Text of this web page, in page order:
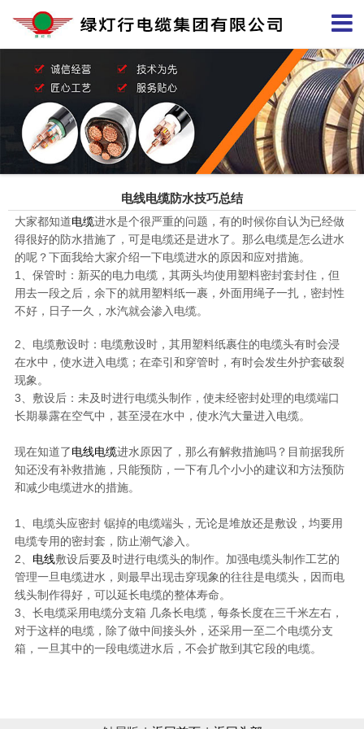
电线电缆防水技巧总结
大家都知道电缆进水是个很严重的问题，有的时候你自认为已经做
得很好的防水措施了，可是电缆还是进水了。那么电缆是怎么进水
的呢？下面我给大家介绍一下电缆进水的原因和应对措施。
1、保管时：新买的电力电缆，其两头均使用塑料密封套封住，但
用去一段之后，余下的就用塑料纸一裹，外面用绳子一扎，密封性
不好，日子一久，水汽就会渗入电缆。
2、电缆敷设时：电缆敷设时，其用塑料纸裹住的电缆头有时会浸
在水中，使水进入电缆；在牵引和穿管时，有时会发生外护套破裂
现象。
3、敷设后：未及时进行电缆头制作，使未经密封处理的电缆端口
长期暴露在空气中，甚至浸在水中，使水汽大量进入电缆。
现在知道了电线电缆进水原因了，那么有解救措施吗？目前据我所
知还没有补救措施，只能预防，一下有几个小小的建议和方法预防
和减少电缆进水的措施。
1、电缆头应密封 锯掉的电缆端头，无论是堆放还是敷设，均要用
电缆专用的密封套，防止潮气渗入。
2、 电线敷设后要及时进行电缆头的制作。加强电缆头制作工艺的
管理一旦电缆进水，则最早出现击穿现象的往往是电缆头，因而电
线头制作得好，可以延长电缆的整体寿命。
3、长电缆采用电缆分支箱 几条长电缆，每条长度在三千米左右，
对于这样的电缆，除了做中间接头外，还采用一至二个电缆分支
箱，一旦其中的一段电缆进水后，不会扩散到其它段的电缆。